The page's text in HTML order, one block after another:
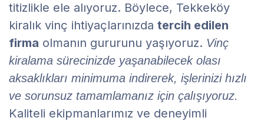
titizlikle ele alıyoruz. Böylece, Tekkeköy
kiralık vinç ihtiyaçlarınızda tercih edilen
firma olmanın gururunu yaşıyoruz. Vinç
kiralama sürecinizde yaşanabilecek olası
aksaklıkları minimuma indirerek, işlerinizi hızlı
ve sorunsuz tamamlamanız için çalışıyoruz.
Kaliteli ekipmanlarımız ve deneyimli